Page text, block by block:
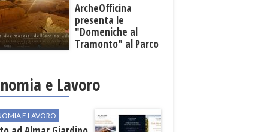
ArcheOfficina
presenta le
"Domeniche al
Tramonto" al Parco
e Lavoro
E LAVORO